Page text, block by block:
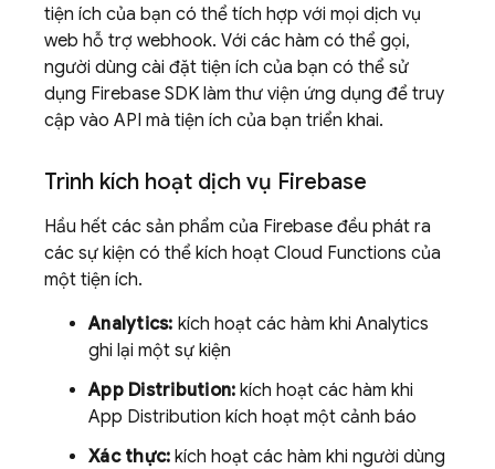
tiện ích của bạn có thể tích hợp với mọi dịch vụ
web hỗ trợ webhook. Với các hàm có thể gọi,
người dùng cài đặt tiện ích của bạn có thể sử
dụng Firebase SDK làm thư viện ứng dụng để truy
cập vào API mà tiện ích của bạn triển khai.
Trình kích hoạt dịch vụ Firebase
Hầu hết các sản phẩm của Firebase đều phát ra
các sự kiện có thể kích hoạt Cloud Functions của
một tiện ích.
Analytics: kích hoạt các hàm khi Analytics
ghi lại một sự kiện
App Distribution: kích hoạt các hàm khi
App Distribution kích hoạt một cảnh báo
Xác thực: kích hoạt các hàm khi người dùng